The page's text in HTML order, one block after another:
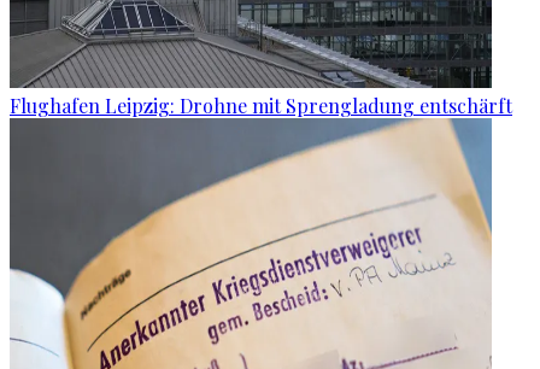
Flughafen Leipzig: Drohne mit Sprengladung entschärft